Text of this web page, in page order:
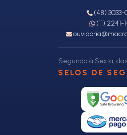
(48) 3033-
(11) 2241-
Segunda à Sexta,
SELOS DE